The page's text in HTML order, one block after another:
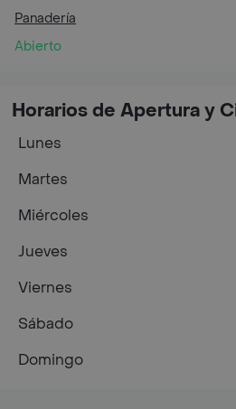
Panadería
Abierto
Horarios de Apertura y
Lunes
Martes
Miércoles
Jueves
Viernes
Sábado
Domingo